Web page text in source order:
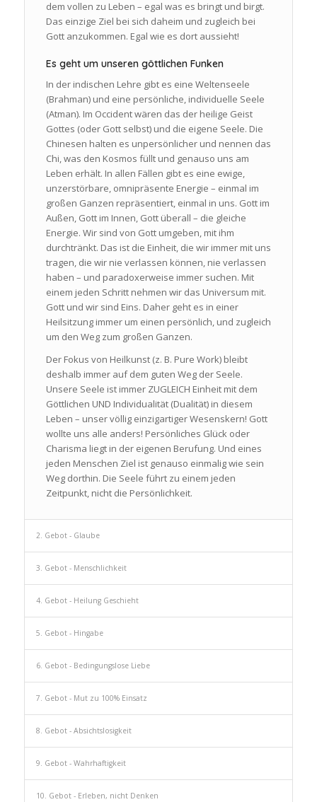
dem vollen zu Leben – egal was es bringt und birgt.
Das einzige Ziel bei sich daheim und zugleich bei
Gott anzukommen. Egal wie es dort aussieht!
Es geht um unseren göttlichen Funken
In der indischen Lehre gibt es eine Weltenseele
(Brahman) und eine persönliche, individuelle Seele
(Atman). Im Occident wären das der heilige Geist
Gottes (oder Gott selbst) und die eigene Seele. Die
Chinesen halten es unpersönlicher und nennen das
Chi, was den Kosmos füllt und genauso uns am
Leben erhält. In allen Fällen gibt es eine ewige,
unzerstörbare, omnipräsente Energie – einmal im
großen Ganzen repräsentiert, einmal in uns. Gott im
Außen, Gott im Innen, Gott überall – die gleiche
Energie. Wir sind von Gott umgeben, mit ihm
durchtränkt. Das ist die Einheit, die wir immer mit uns
tragen, die wir nie verlassen können, nie verlassen
haben – und paradoxerweise immer suchen. Mit
einem jeden Schritt nehmen wir das Universum mit.
Gott und wir sind Eins. Daher geht es in einer
Heilsitzung immer um einen persönlich, und zugleich
um den Weg zum großen Ganzen.
Der Fokus von Heilkunst (z. B. Pure Work) bleibt
deshalb immer auf dem guten Weg der Seele.
Unsere Seele ist immer ZUGLEICH Einheit mit dem
Göttlichen UND Individualität (Dualität) in diesem
Leben – unser völlig einzigartiger Wesenskern! Gott
wollte uns alle anders! Persönliches Glück oder
Charisma liegt in der eigenen Berufung. Und eines
jeden Menschen Ziel ist genauso einmalig wie sein
Weg dorthin. Die Seele führt zu einem jeden
Zeitpunkt, nicht die Persönlichkeit.
2. Gebot - Glaube
3. Gebot - Menschlichkeit
4. Gebot - Heilung Geschieht
5. Gebot - Hingabe
6. Gebot - Bedingungslose Liebe
7. Gebot - Mut zu 100% Einsatz
8. Gebot - Absichtslosigkeit
9. Gebot - Wahrhaftigkeit
10. Gebot - Erleben, nicht Denken